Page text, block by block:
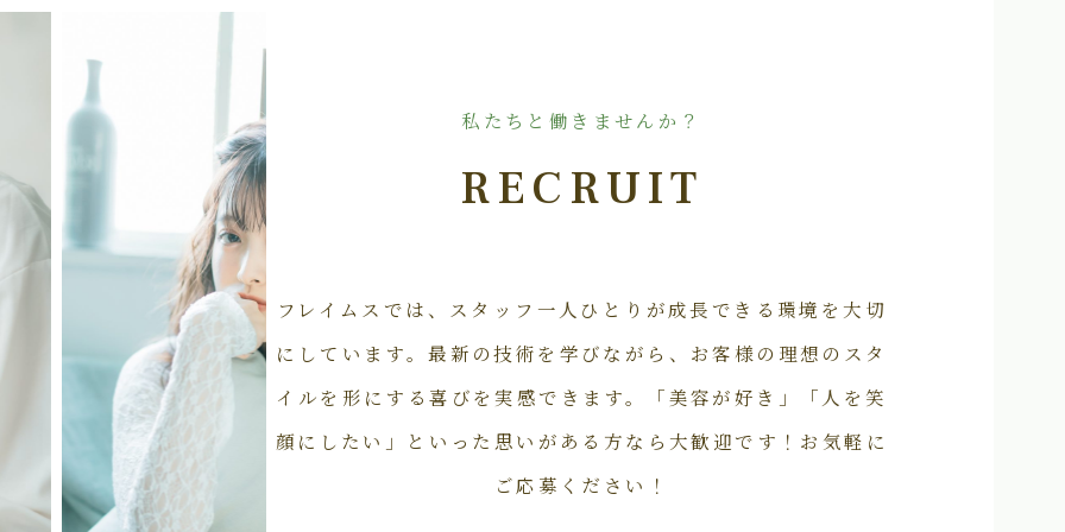
私たちと働きませんか？
RECRUIT
フレイムスでは、スタッフ一人ひとりが成長できる環境を大切
にしています。最新の技術を学びながら、お客様の理想のスタ
イルを形にする喜びを実感できます。「美容が好き」「人を笑
顔にしたい」といった思いがある方なら大歓迎です！お気軽に
ご応募ください！